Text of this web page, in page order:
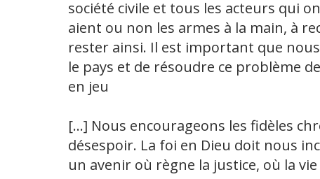
société civile et tous les acteurs qui
aient ou non les armes à la main, à
rester ainsi. Il est important que
le pays et de résoudre ce problème
en jeu
[…] Nous encourageons les fidèles
désespoir. La foi en Dieu doit nous
un avenir où règne la justice, où la